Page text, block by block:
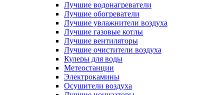
Лучшие водонагреватели
Лучшие обогреватели
Лучшие увлажнители воздуха
Лучшие газовые котлы
Лучшие вентиляторы
Лучшие очистители воздуха
Кулеры для воды
Метеостанции
Электрокамины
Осушители воздуха